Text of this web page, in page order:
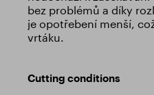
bez problémů a díky
je opotřebení menší,
vrtáku.
Cutting conditions